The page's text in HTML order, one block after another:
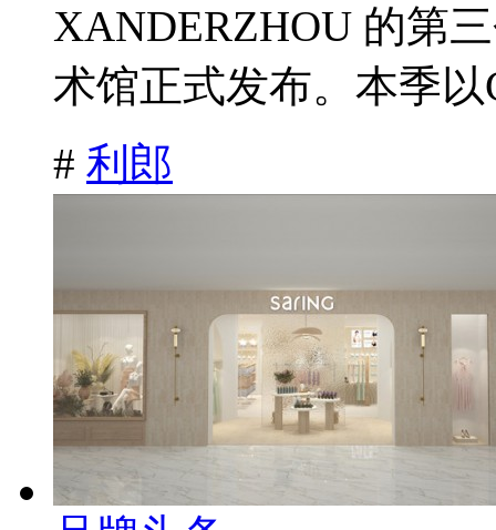
XANDERZHOU 的第
术馆正式发布。本季以
# 利郎